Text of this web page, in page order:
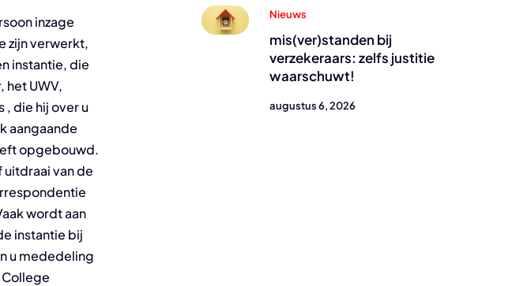
inzage
zijn verwerkt,
instantie, die
het UWV,
, die hij over u
aangaande
opgebouwd.
van de
wordt aan
instantie bij
u mededeling
Nieuws
mis(ver)standen bij
verzekeraars: zelfs justitie
waarschuwt!
augustus 6, 2026